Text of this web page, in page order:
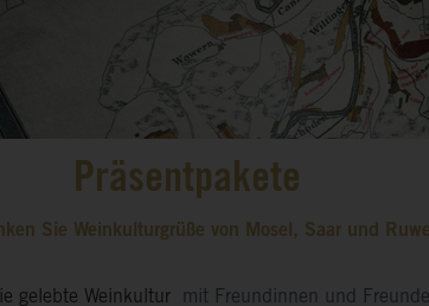
Präsentpakete
Sie Weinkulturgrüße von Mosel, Saar und
gelebte Weinkultur mit Freundinnen und